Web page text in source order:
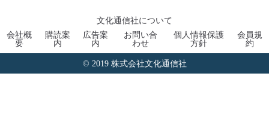
文化通信社について
会社概
要
購読案
内
広告案
内
お問い合
わせ
個人情報保護
方針
会員規
約
© 2019 株式会社文化通信社